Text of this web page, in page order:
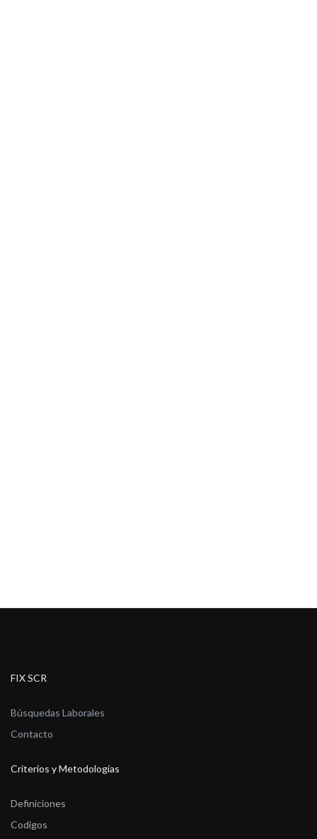
FIX SCR
Búsquedas Laborales
Contacto
Criterios y Metodologías
Definiciones
Codigos